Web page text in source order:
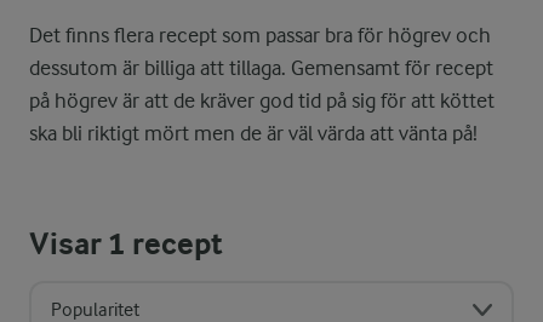
Det finns flera recept som passar bra för högrev och
dessutom är billiga att tillaga. Gemensamt för recept
på högrev är att de kräver god tid på sig för att köttet
ska bli riktigt mört men de är väl värda att vänta på!
Visar1 recept
Popularitet